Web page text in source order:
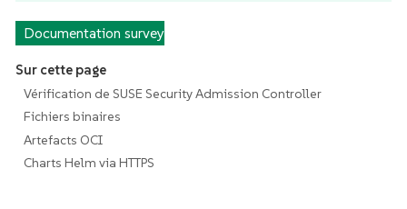
Documentation survey
Sur cette page
Vérification de SUSE Security Admission Controller
Fichiers binaires
Artefacts OCI
Charts Helm via HTTPS